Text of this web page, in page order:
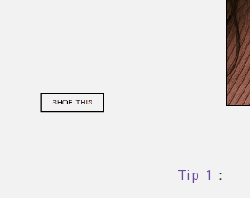
Tip 1 ：